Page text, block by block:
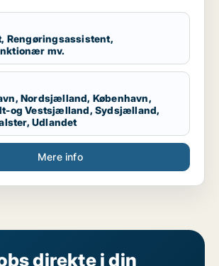
Rengøringsassistent,
mv.
Nordsjælland, København,
og Vestsjælland, Sydsjælland,
Udlandet
Mere info
direkte i din